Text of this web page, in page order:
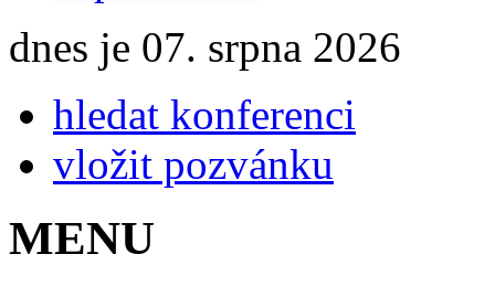
dnes je 07. srpna 2026
hledat konferenci
vložit pozvánku
MENU